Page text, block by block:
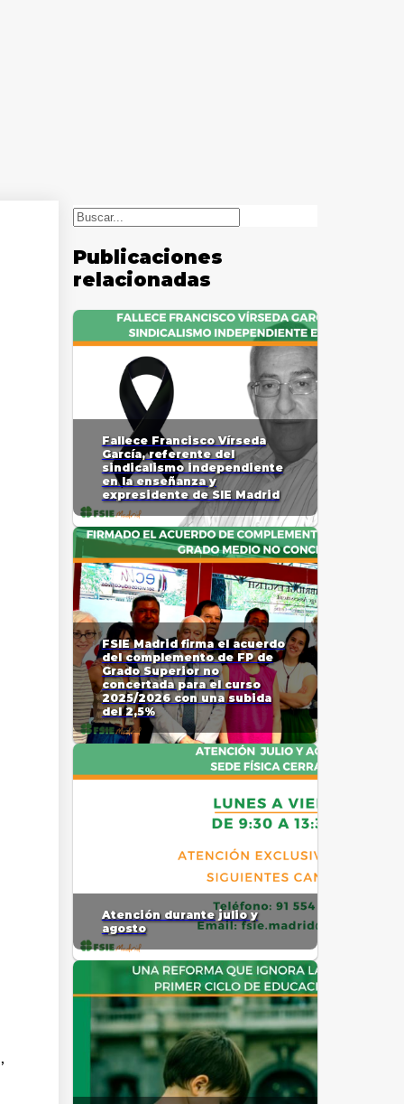
Buscar
Publicaciones
relacionadas
Fallece Francisco Vírseda
García, referente del
sindicalismo independiente
en la enseñanza y
expresidente de SIE Madrid
FSIE Madrid firma el acuerdo
del complemento de FP de
Grado Superior no
concertada para el curso
2025/2026 con una subida
del 2,5%
Atención durante julio y
agosto